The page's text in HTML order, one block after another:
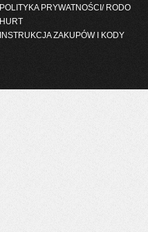
POLITYKA PRYWATNOŚCI/ RODO
HURT
INSTRUKCJA ZAKUPÓW I KODY